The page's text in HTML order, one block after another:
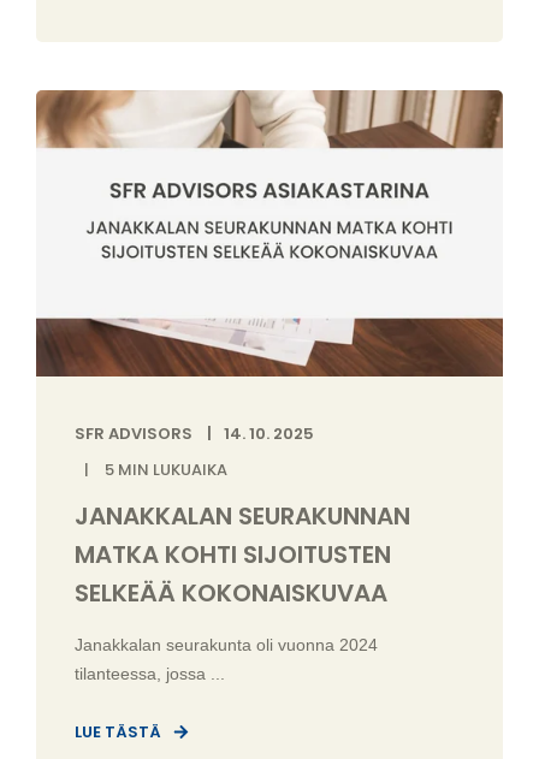
SFR ADVISORS
14. 10. 2025
5 MIN LUKUAIKA
JANAKKALAN SEURAKUNNAN
MATKA KOHTI SIJOITUSTEN
SELKEÄÄ KOKONAISKUVAA
Janakkalan seurakunta oli vuonna 2024
tilanteessa, jossa ...
LUE TÄSTÄ